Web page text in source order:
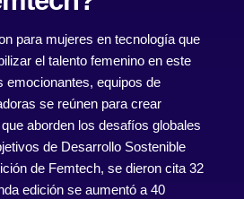
para mujeres en tecnología que
el talento femenino en este
emocionantes, equipos de
se reúnen para crear
aborden los desafíos globales
de Desarrollo Sostenible
de Femtech, se dieron cita 32
edición se aumentó a 40